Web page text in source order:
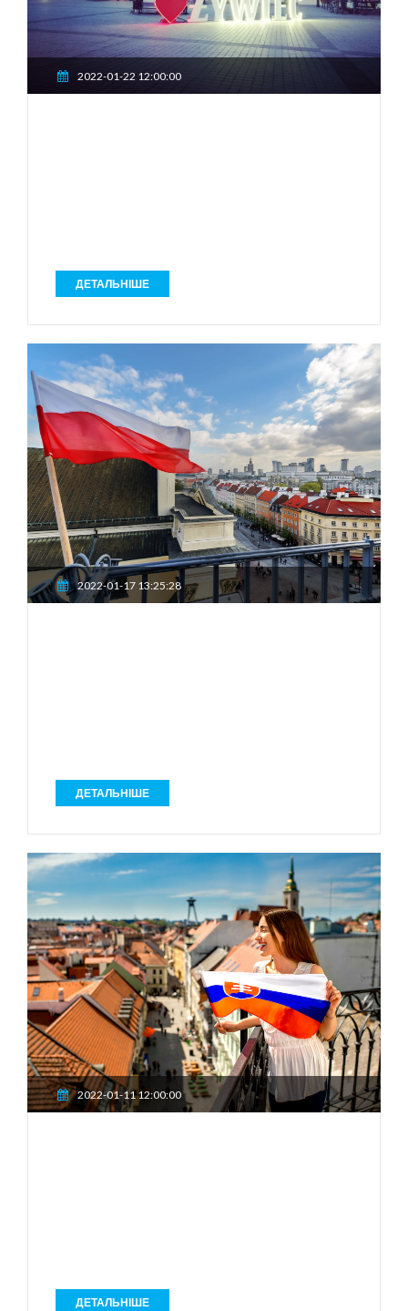
2022-01-22 12:00:00
ДЕТАЛЬНІШЕ
2022-01-17 13:25:28
ДЕТАЛЬНІШЕ
2022-01-11 12:00:00
ДЕТАЛЬНІШЕ